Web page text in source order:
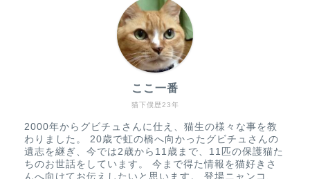
猫下僕歴23年
ここ一番
2000年からグビチュさんに仕え、猫生の様々な事を教
わりました。 20歳で虹の橋へ向かったグビチュさんの
遺志を継ぎ、今では2歳から11歳まで、11匹の保護猫た
ちのお世話をしています。 今まで得た情報を猫好きさ
んへ向けてお伝えしたいと思います。 登場ニャンコ、